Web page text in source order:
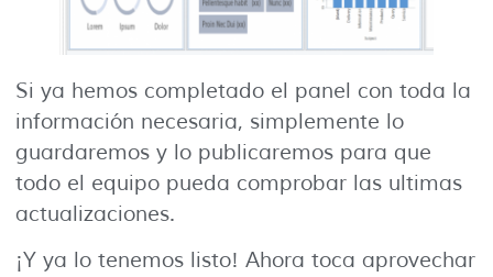
Si ya hemos completado el panel con toda la
información necesaria, simplemente lo
guardaremos y lo publicaremos para que
todo el equipo pueda comprobar las ultimas
actualizaciones.
¡Y ya lo tenemos listo! Ahora toca aprovechar